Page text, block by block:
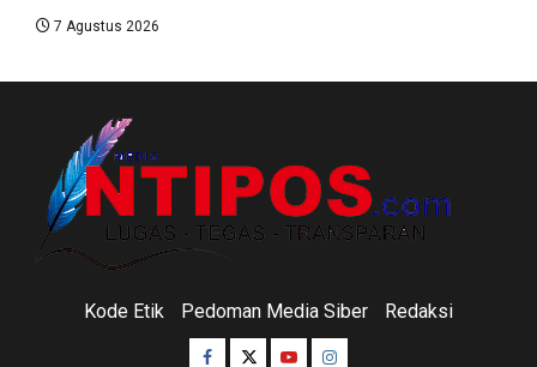
7 Agustus 2026
Kode Etik Pedoman Media Siber Redaksi
Facebook
TwitterYoutubeInstagram